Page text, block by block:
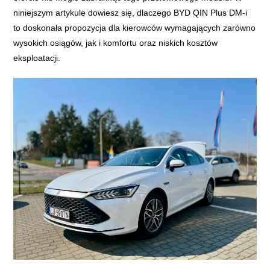
niniejszym artykule dowiesz się, dlaczego BYD QIN Plus DM-i
to doskonała propozycja dla kierowców wymagających zarówno
wysokich osiągów, jak i komfortu oraz niskich kosztów
eksploatacji.